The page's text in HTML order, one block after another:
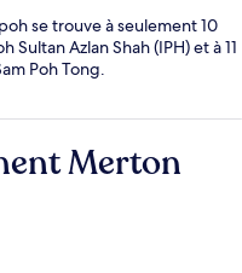
se trouve à seulement 10
Azlan Shah (IPH) et à 11
Poh Tong.
Merton